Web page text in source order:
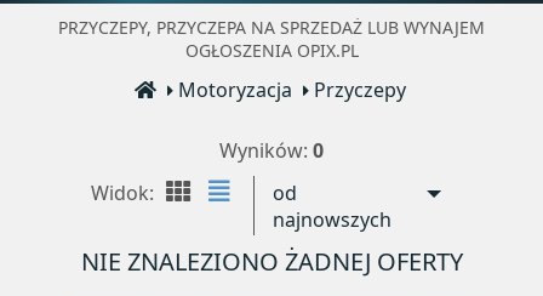
PRZYCZEPY, PRZYCZEPA NA SPRZEDAŻ LUB WYNAJEM
OGŁOSZENIA OPIX.PL
Motoryzacja Przyczepy
Wyników: 0
Widok:
od
najnowszych
NIE ZNALEZIONO ŻADNEJ OFERTY